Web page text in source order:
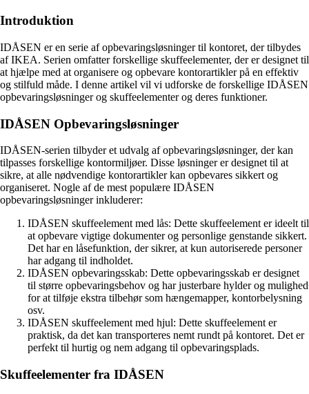
Introduktion
IDÅSEN er en serie af opbevaringsløsninger til kontoret, der tilbydes
af IKEA. Serien omfatter forskellige skuffeelementer, der er designet til
at hjælpe med at organisere og opbevare kontorartikler på en effektiv
og stilfuld måde. I denne artikel vil vi udforske de forskellige IDÅSEN
opbevaringsløsninger og skuffeelementer og deres funktioner.
IDÅSEN Opbevaringsløsninger
IDÅSEN-serien tilbyder et udvalg af opbevaringsløsninger, der kan
tilpasses forskellige kontormiljøer. Disse løsninger er designet til at
sikre, at alle nødvendige kontorartikler kan opbevares sikkert og
organiseret. Nogle af de mest populære IDÅSEN
opbevaringsløsninger inkluderer:
IDÅSEN skuffeelement med lås: Dette skuffeelement er ideelt til
at opbevare vigtige dokumenter og personlige genstande sikkert.
Det har en låsefunktion, der sikrer, at kun autoriserede personer
har adgang til indholdet.
IDÅSEN opbevaringsskab: Dette opbevaringsskab er designet
til større opbevaringsbehov og har justerbare hylder og mulighed
for at tilføje ekstra tilbehør som hængemapper, kontorbelysning
osv.
IDÅSEN skuffeelement med hjul: Dette skuffeelement er
praktisk, da det kan transporteres nemt rundt på kontoret. Det er
perfekt til hurtig og nem adgang til opbevaringsplads.
Skuffeelementer fra IDÅSEN